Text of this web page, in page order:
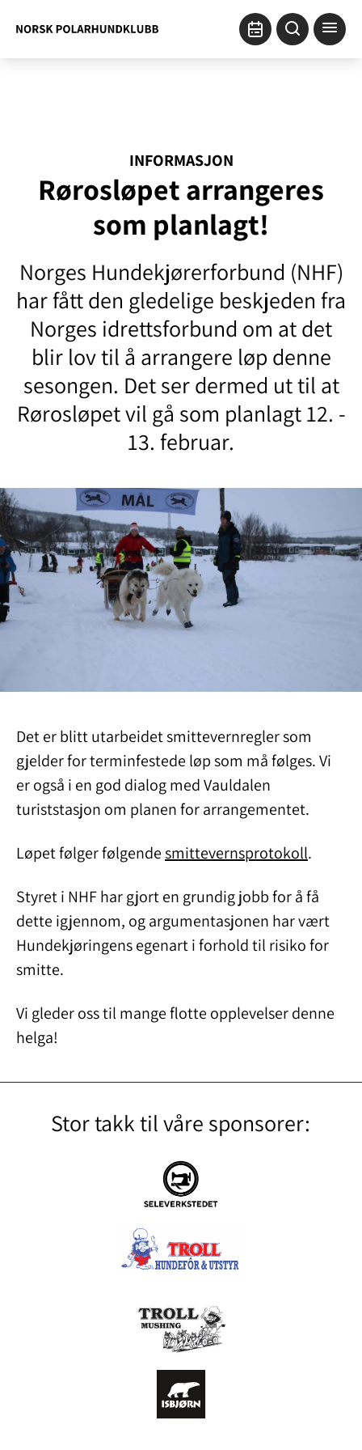
INFORMASJON
Rørosløpet arrangeres
som planlagt!
Norges Hundekjørerforbund (NHF)
har fått den gledelige beskjeden fra
Norges idrettsforbund om at det
blir lov til å arrangere løp denne
sesongen. Det ser dermed ut til at
Rørosløpet vil gå som planlagt 12. -
13. februar.
Det er blitt utarbeidet smittevernregler som
gjelder for terminfestede løp som må følges. Vi
er også i en god dialog med Vauldalen
turiststasjon om planen for arrangementet.
Løpet følger følgendesmittevernsprotokoll.
Styret i NHF har gjort en grundig jobb for å få
dette igjennom, og argumentasjonen har vært
Hundekjøringens egenart i forhold til risiko for
smitte.
Vi gleder oss til mange flotte opplevelser denne
helga!
Stor takk til våre sponsorer: